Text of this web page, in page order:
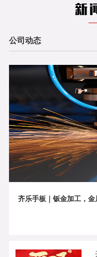
新
公司动态
齐乐手板｜钣金加工，金